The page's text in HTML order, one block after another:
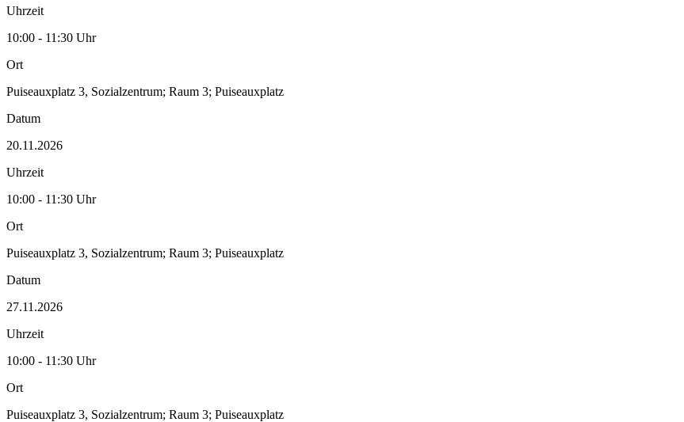
Uhrzeit
10:00 - 11:30 Uhr
Ort
Puiseauxplatz 3, Sozialzentrum; Raum 3; Puiseauxplatz
Datum
20.11.2026
Uhrzeit
10:00 - 11:30 Uhr
Ort
Puiseauxplatz 3, Sozialzentrum; Raum 3; Puiseauxplatz
Datum
27.11.2026
Uhrzeit
10:00 - 11:30 Uhr
Ort
Puiseauxplatz 3, Sozialzentrum; Raum 3; Puiseauxplatz